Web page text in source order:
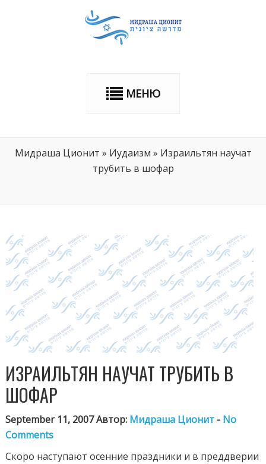
МЕНЮ
Мидраша Ционит » Иудаизм » Израильтян научат
трубить в шофар
ИЗРАИЛЬТЯН НАУЧАТ ТРУБИТЬ В
ШОФАР
September 11, 2007 Автор: Мидраша Ционит - No
Comments
Скоро наступают осенние праздники и в преддверии